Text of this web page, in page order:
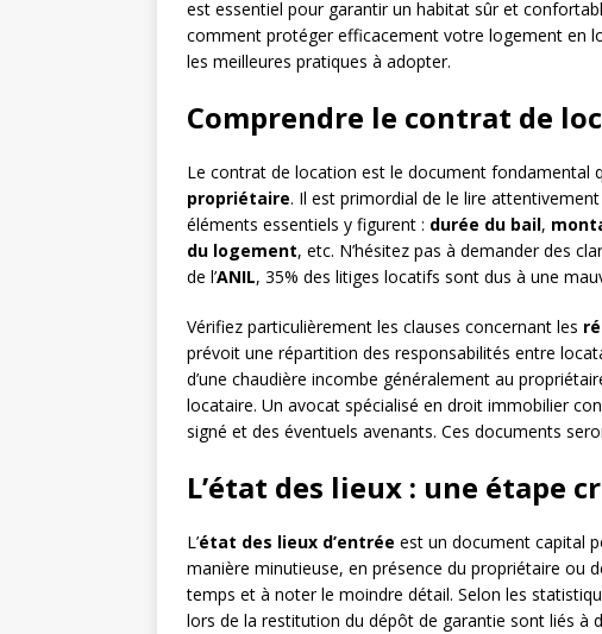
est essentiel pour garantir un habitat sûr et
comment protéger efficacement votre logement en
les meilleures pratiques à adopter.
Comprendre le contrat de
Le contrat de location est le document fondamental
propriétaire. Il est primordial de le lire
éléments essentiels y figurent : durée du bail,
du logement, etc. N’hésitez pas à demander des
de l’ANIL, 35% des litiges locatifs sont dus à une
Vérifiez particulièrement les clauses concernant les
prévoit une répartition des responsabilités entre
d’une chaudière incombe généralement au
locataire. Un avocat spécialisé en droit immobilier
signé et des éventuels avenants. Ces documents
L’état des lieux : une étape
L’état des lieux d’entrée est un document capital
manière minutieuse, en présence du propriétaire ou
temps et à noter le moindre détail. Selon les
lors de la restitution du dépôt de garantie sont liés à